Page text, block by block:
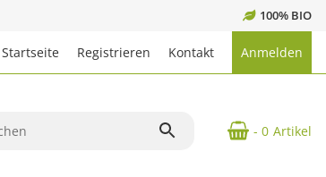
100% BIO
Startseite Registrieren Kontakt Anmelden
- 0 Artikel